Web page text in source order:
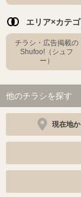
エリア×カテ
チラシ・広告掲載の
Shufoo!（シュフ
ー）
他のチラシを探す
現在地